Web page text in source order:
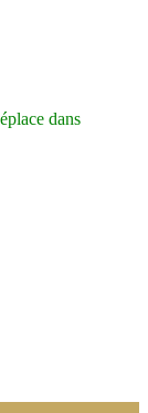
dans